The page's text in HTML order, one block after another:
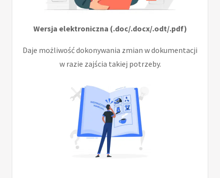
Wersja elektroniczna (.doc/.docx/.odt/.pdf)
Daje możliwość dokonywania zmian w dokumentacji
w razie zajścia takiej potrzeby.